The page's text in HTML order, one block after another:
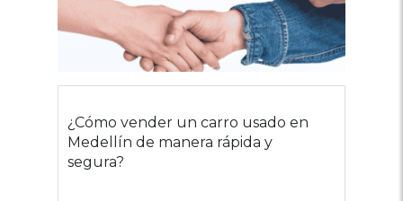
¿Cómo vender un carro usado en
Medellín de manera rápida y
segura?